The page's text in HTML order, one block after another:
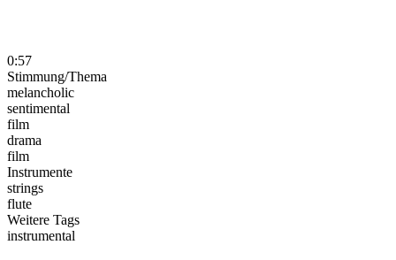
0:57
Stimmung/Thema
melancholic
sentimental
film
drama
film
Instrumente
strings
flute
Weitere Tags
instrumental